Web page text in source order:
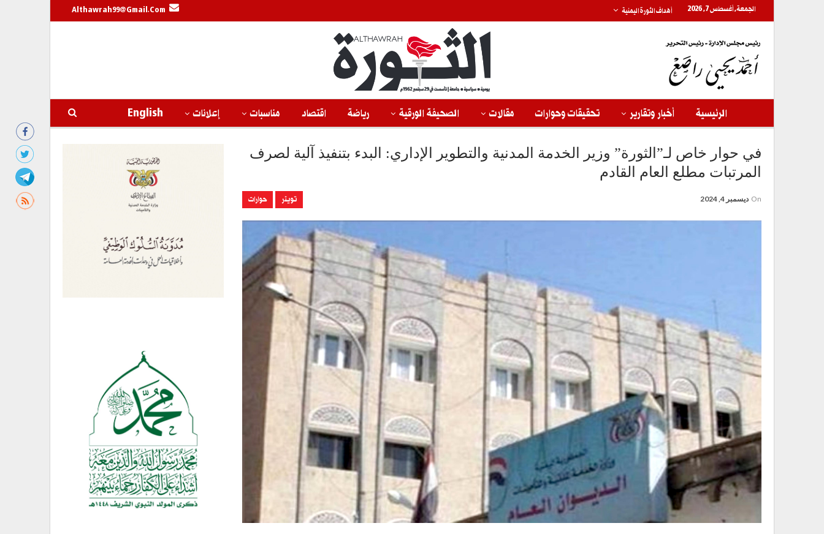
الجمعة, أغسطس 7, 2026 أهداف الثورة اليمنية Althawrah99@gmail.com
الرئيسية أخبار وتقارير تحقيقات وحوارات مقالات الصحيفة الورقية رياضة اقتصاد مناسبات إعلانات English
في حوار خاص لـ”الثورة” وزير الخدمة المدنية والتطوير الإداري: البدء بتنفيذ آلية لصرف
المرتبات مطلع العام القادم
تويتر حوارات On ديسمبر 4, 2024